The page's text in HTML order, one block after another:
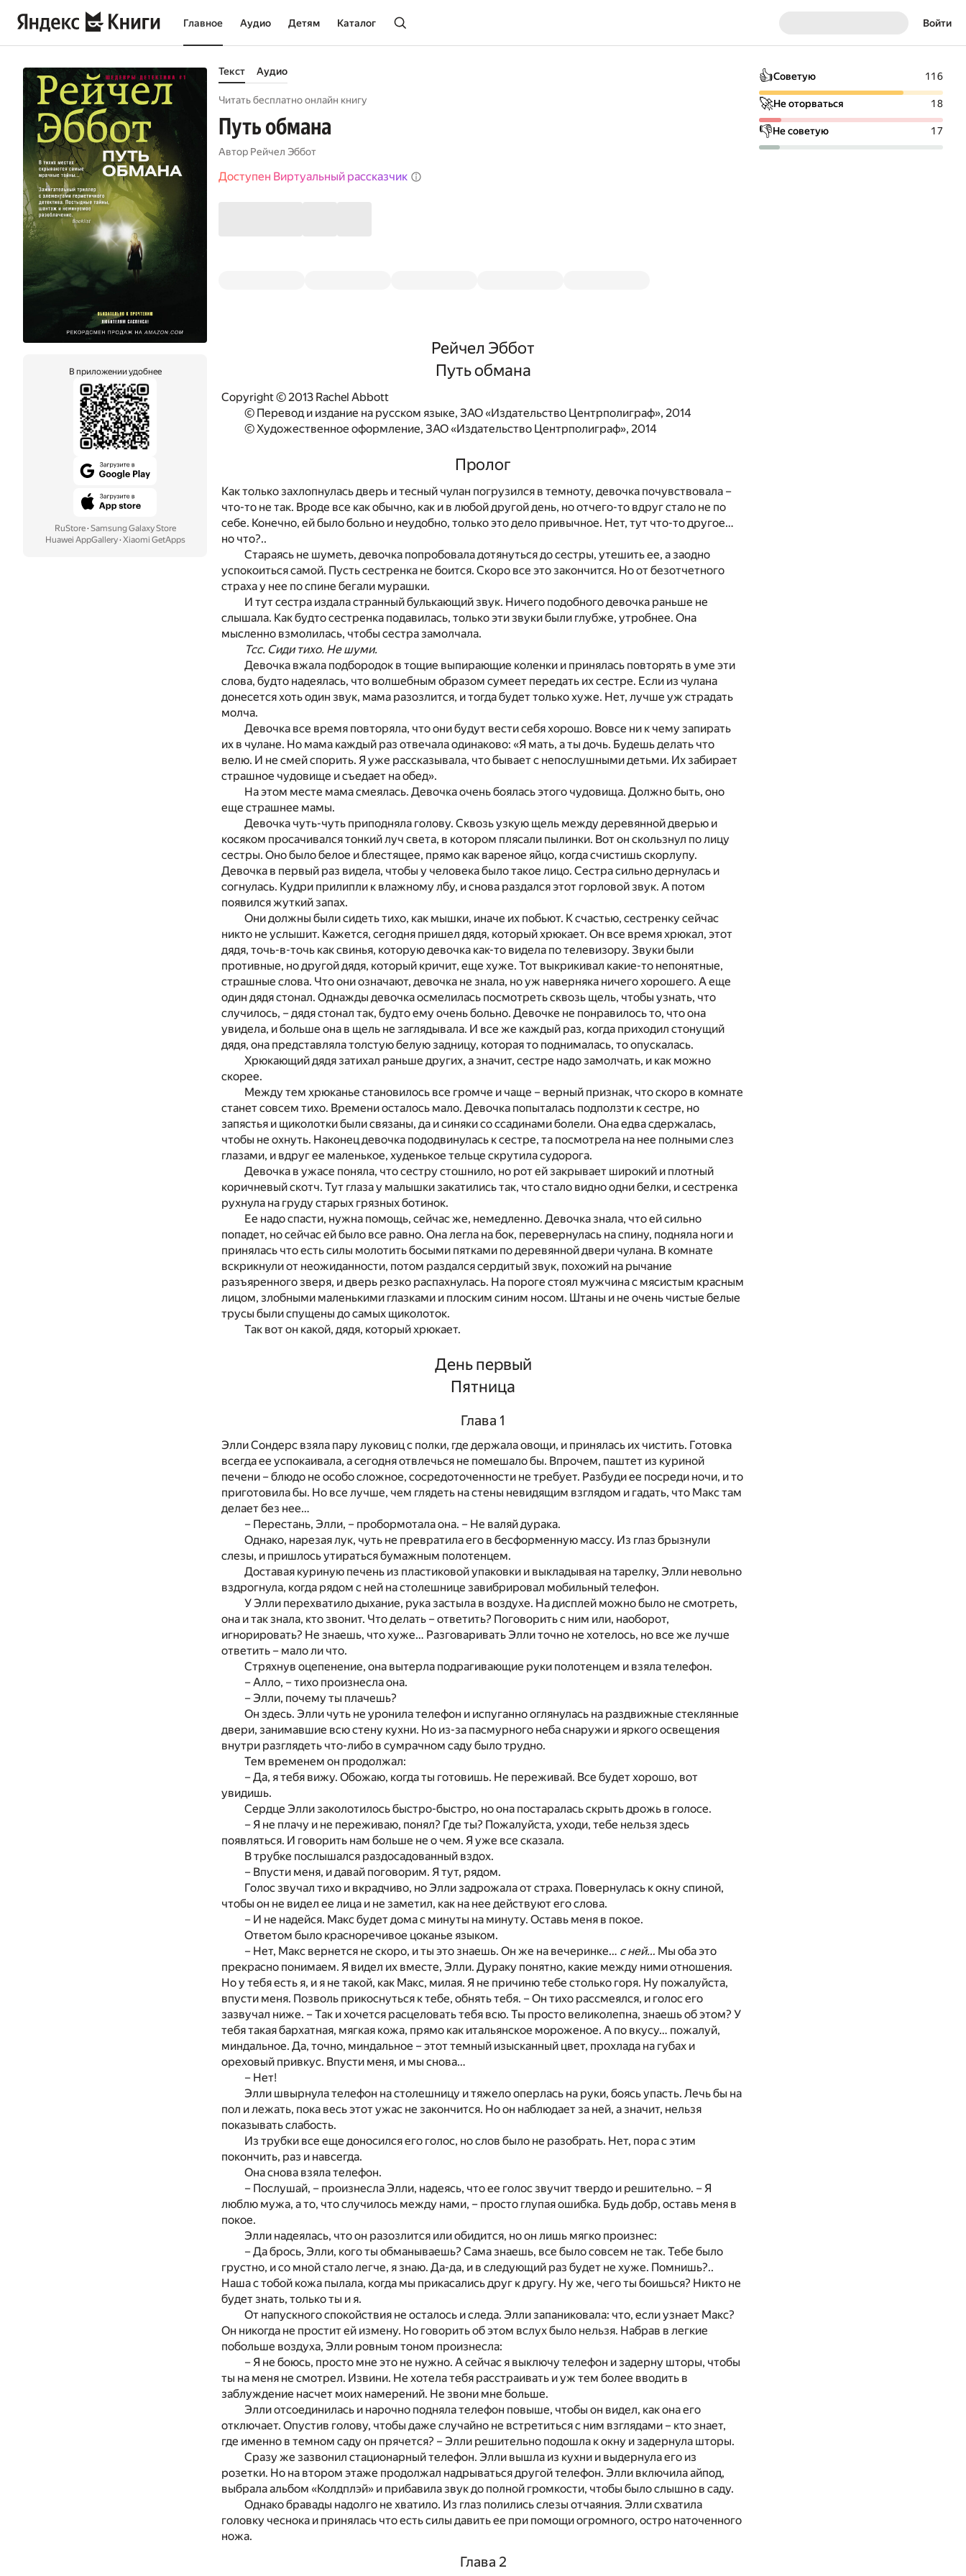
Главное Аудио Детям Каталог Войти
В приложении удобнее
RuStore· Samsung Galaxy Store
Huawei AppGallery· Xiaomi GetApps
Текст Аудио
Читать бесплатно онлайн книгу
Путь обмана
Автор Рейчел Эббот
Доступен Виртуальный рассказчик
Рейчел Эббот
Путь обмана
Copyright © 2013 Rachel Abbott
© Перевод и издание на русском языке, ЗАО «Издательство Центрполиграф», 2014
© Художественное оформление, ЗАО «Издательство Центрполиграф», 2014
Пролог
Как только захлопнулась дверь и тесный чулан погрузился в темноту, девочка почувствовала –
что-то не так. Вроде все как обычно, как и в любой другой день, но отчего-то вдруг стало не по
себе. Конечно, ей было больно и неудобно, только это дело привычное. Нет, тут что-то другое…
но что?..
Стараясь не шуметь, девочка попробовала дотянуться до сестры, утешить ее, а заодно
успокоиться самой. Пусть сестренка не боится. Скоро все это закончится. Но от безотчетного
страха у нее по спине бегали мурашки.
И тут сестра издала странный булькающий звук. Ничего подобного девочка раньше не
слышала. Как будто сестренка подавилась, только эти звуки были глубже, утробнее. Она
мысленно взмолилась, чтобы сестра замолчала.
Тсс. Сиди тихо. Не шуми.
Девочка вжала подбородок в тощие выпирающие коленки и принялась повторять в уме эти
слова, будто надеялась, что волшебным образом сумеет передать их сестре. Если из чулана
донесется хоть один звук, мама разозлится, и тогда будет только хуже. Нет, лучше уж страдать
молча.
Девочка все время повторяла, что они будут вести себя хорошо. Вовсе ни к чему запирать
их в чулане. Но мама каждый раз отвечала одинаково: «Я мать, а ты дочь. Будешь делать что
велю. И не смей спорить. Я уже рассказывала, что бывает с непослушными детьми. Их забирает
страшное чудовище и съедает на обед».
На этом месте мама смеялась. Девочка очень боялась этого чудовища. Должно быть, оно
еще страшнее мамы.
Девочка чуть-чуть приподняла голову. Сквозь узкую щель между деревянной дверью и
косяком просачивался тонкий луч света, в котором плясали пылинки. Вот он скользнул по лицу
сестры. Оно было белое и блестящее, прямо как вареное яйцо, когда счистишь скорлупу.
Девочка в первый раз видела, чтобы у человека было такое лицо. Сестра сильно дернулась и
согнулась. Кудри прилипли к влажному лбу, и снова раздался этот горловой звук. А потом
появился жуткий запах.
Они должны были сидеть тихо, как мышки, иначе их побьют. К счастью, сестренку сейчас
никто не услышит. Кажется, сегодня пришел дядя, который хрюкает. Он все время хрюкал, этот
дядя, точь-в-точь как свинья, которую девочка как-то видела по телевизору. Звуки были
противные, но другой дядя, который кричит, еще хуже. Тот выкрикивал какие-то непонятные,
страшные слова. Что они означают, девочка не знала, но уж наверняка ничего хорошего. А еще
один дядя стонал. Однажды девочка осмелилась посмотреть сквозь щель, чтобы узнать, что
случилось, – дядя стонал так, будто ему очень больно. Девочке не понравилось то, что она
увидела, и больше она в щель не заглядывала. И все же каждый раз, когда приходил стонущий
дядя, она представляла толстую белую задницу, которая то поднималась, то опускалась.
Хрюкающий дядя затихал раньше других, а значит, сестре надо замолчать, и как можно
скорее.
Между тем хрюканье становилось все громче и чаще – верный признак, что скоро в комнате
станет совсем тихо. Времени осталось мало. Девочка попыталась подползти к сестре, но
запястья и щиколотки были связаны, да и синяки со ссадинами болели. Она едва сдержалась,
чтобы не охнуть. Наконец девочка пододвинулась к сестре, та посмотрела на нее полными слез
глазами, и вдруг ее маленькое, худенькое тельце скрутила судорога.
Девочка в ужасе поняла, что сестру стошнило, но рот ей закрывает широкий и плотный
коричневый скотч. Тут глаза у малышки закатились так, что стало видно одни белки, и сестренка
рухнула на груду старых грязных ботинок.
Ее надо спасти, нужна помощь, сейчас же, немедленно. Девочка знала, что ей сильно
попадет, но сейчас ей было все равно. Она легла на бок, перевернулась на спину, подняла ноги и
принялась что есть силы молотить босыми пятками по деревянной двери чулана. В комнате
вскрикнули от неожиданности, потом раздался сердитый звук, похожий на рычание
разъяренного зверя, и дверь резко распахнулась. На пороге стоял мужчина с мясистым красным
лицом, злобными маленькими глазками и плоским синим носом. Штаны и не очень чистые белые
трусы были спущены до самых щиколоток.
Так вот он какой, дядя, который хрюкает.
День первый
Пятница
Глава 1
Элли Сондерс взяла пару луковиц с полки, где держала овощи, и принялась их чистить. Готовка
всегда ее успокаивала, а сегодня отвлечься не помешало бы. Впрочем, паштет из куриной
печени – блюдо не особо сложное, сосредоточенности не требует. Разбуди ее посреди ночи, и то
приготовила бы. Но все лучше, чем глядеть на стены невидящим взглядом и гадать, что Макс там
делает без нее…
– Перестань, Элли, – пробормотала она. – Не валяй дурака.
Однако, нарезая лук, чуть не превратила его в бесформенную массу. Из глаз брызнули
слезы, и пришлось утираться бумажным полотенцем.
Доставая куриную печень из пластиковой упаковки и выкладывая на тарелку, Элли невольно
вздрогнула, когда рядом с ней на столешнице завибрировал мобильный телефон.
У Элли перехватило дыхание, рука застыла в воздухе. На дисплей можно было не смотреть,
она и так знала, кто звонит. Что делать – ответить? Поговорить с ним или, наоборот,
игнорировать? Не знаешь, что хуже… Разговаривать Элли точно не хотелось, но все же лучше
ответить – мало ли что.
Стряхнув оцепенение, она вытерла подрагивающие руки полотенцем и взяла телефон.
– Алло, – тихо произнесла она.
– Элли, почему ты плачешь?
Он здесь. Элли чуть не уронила телефон и испуганно оглянулась на раздвижные стеклянные
двери, занимавшие всю стену кухни. Но из-за пасмурного неба снаружи и яркого освещения
внутри разглядеть что-либо в сумрачном саду было трудно.
Тем временем он продолжал:
– Да, я тебя вижу. Обожаю, когда ты готовишь. Не переживай. Все будет хорошо, вот
увидишь.
Сердце Элли заколотилось быстро-быстро, но она постаралась скрыть дрожь в голосе.
– Я не плачу и не переживаю, понял? Где ты? Пожалуйста, уходи, тебе нельзя здесь
появляться. И говорить нам больше не о чем. Я уже все сказала.
В трубке послышался раздосадованный вздох.
– Впусти меня, и давай поговорим. Я тут, рядом.
Голос звучал тихо и вкрадчиво, но Элли задрожала от страха. Повернулась к окну спиной,
чтобы он не видел ее лица и не заметил, как на нее действуют его слова.
– И не надейся. Макс будет дома с минуты на минуту. Оставь меня в покое.
Ответом было красноречивое цоканье языком.
– Нет, Макс вернется не скоро, и ты это знаешь. Он же на вечеринке… с ней… Мы оба это
прекрасно понимаем. Я видел их вместе, Элли. Дураку понятно, какие между ними отношения.
Но у тебя есть я, и я не такой, как Макс, милая. Я не причиню тебе столько горя. Ну пожалуйста,
впусти меня. Позволь прикоснуться к тебе, обнять тебя. – Он тихо рассмеялся, и голос его
зазвучал ниже. – Так и хочется расцеловать тебя всю. Ты просто великолепна, знаешь об этом? У
тебя такая бархатная, мягкая кожа, прямо как итальянское мороженое. А по вкусу… пожалуй,
миндальное. Да, точно, миндальное – этот темный изысканный цвет, прохлада на губах и
ореховый привкус. Впусти меня, и мы снова…
– Нет!
Элли швырнула телефон на столешницу и тяжело оперлась на руки, боясь упасть. Лечь бы на
пол и лежать, пока весь этот ужас не закончится. Но он наблюдает за ней, а значит, нельзя
показывать слабость.
Из трубки все еще доносился его голос, но слов было не разобрать. Нет, пора с этим
покончить, раз и навсегда.
Она снова взяла телефон.
– Послушай, – произнесла Элли, надеясь, что ее голос звучит твердо и решительно. – Я
люблю мужа, а то, что случилось между нами, – просто глупая ошибка. Будь добр, оставь меня в
покое.
Элли надеялась, что он разозлится или обидится, но он лишь мягко произнес:
– Да брось, Элли, кого ты обманываешь? Сама знаешь, все было совсем не так. Тебе было
грустно, и со мной стало легче, я знаю. Да-да, и в следующий раз будет не хуже. Помнишь?..
Наша с тобой кожа пылала, когда мы прикасались друг к другу. Ну же, чего ты боишься? Никто не
будет знать, только ты и я.
От напускного спокойствия не осталось и следа. Элли запаниковала: что, если узнает Макс?
Он никогда не простит ей измену. Но говорить об этом вслух было нельзя. Набрав в легкие
побольше воздуха, Элли ровным тоном произнесла:
– Я не боюсь, просто мне это не нужно. А сейчас я выключу телефон и задерну шторы, чтобы
ты на меня не смотрел. Извини. Не хотела тебя расстраивать и уж тем более вводить в
заблуждение насчет моих намерений. Не звони мне больше.
Элли отсоединилась и нарочно подняла телефон повыше, чтобы он видел, как она его
отключает. Опустив голову, чтобы даже случайно не встретиться с ним взглядами – кто знает,
где именно в темном саду он прячется? – Элли решительно подошла к окну и задернула шторы.
Сразу же зазвонил стационарный телефон. Элли вышла из кухни и выдернула его из
розетки. Но на втором этаже продолжал надрываться другой телефон. Элли включила айпод,
выбрала альбом «Колдплэй» и прибавила звук до полной громкости, чтобы было слышно в саду.
Однако бравады надолго не хватило. Из глаз полились слезы отчаяния. Элли схватила
головку чеснока и принялась что есть силы давить ее при помощи огромного, остро наточенного
ножа.
Глава 2
👍Советую 116
🚀Не оторваться 18
👎Не советую 17